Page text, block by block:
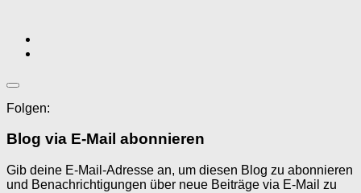
Folgen:
Blog via E-Mail abonnieren
Gib deine E-Mail-Adresse an, um diesen Blog zu abonnieren
und Benachrichtigungen über neue Beiträge via E-Mail zu